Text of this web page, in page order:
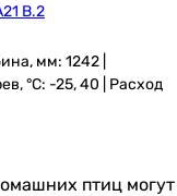
В.2
мм: 1242 |
°C: -25, 40 | Расход
птиц могут